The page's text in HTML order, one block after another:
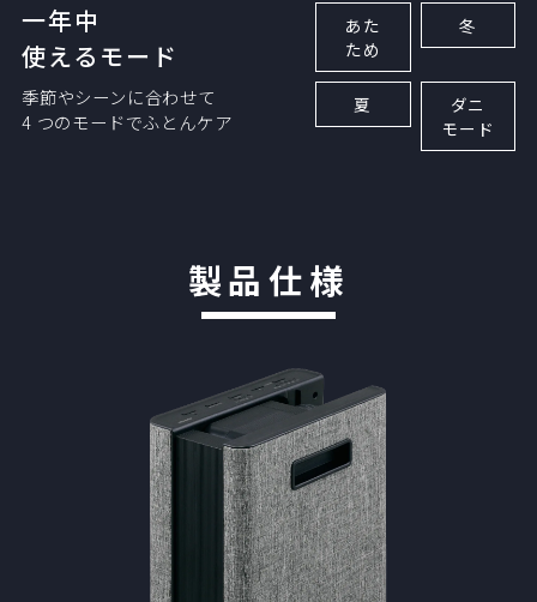
一年中
使えるモード
季節やシーンに合わせて
4 つのモードでふとんケア
あた
ため
冬
夏
ダニ
モード
製品仕様